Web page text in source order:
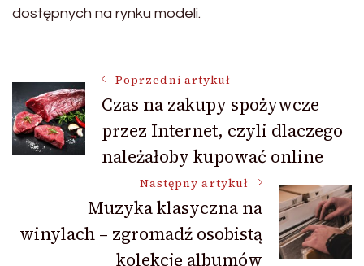
dostępnych na rynku modeli.
Nawigacja
wpisu
Poprzedni artykuł
Czas na zakupy spożywcze
przez Internet, czyli dlaczego
należałoby kupować online
Następny artykuł
Muzyka klasyczna na
winylach – zgromadź osobistą
kolekcję albumów